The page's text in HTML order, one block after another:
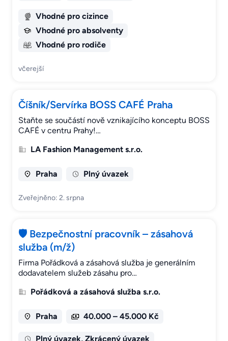
Vhodné pro cizince
Vhodné pro absolventy
Vhodné pro rodiče
včerejší
Číšník/Servírka BOSS CAFÉ Praha
Staňte se součástí nově vznikajícího konceptu BOSS
CAFÉ v centru Prahy!…
LA Fashion Management s.r.o.
Praha Plný úvazek
Zveřejněno: 2. srpna
🛡️ Bezpečnostní pracovník – zásahová
služba (m/ž)
Firma Pořádková a zásahová služba je generálním
dodavatelem služeb zásahu pro…
Pořádková a zásahová služba s.r.o.
Praha 40.000 – 45.000 Kč
Plný úvazek, Zkrácený úvazek